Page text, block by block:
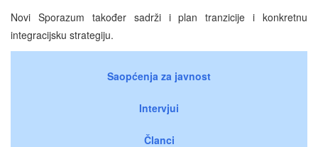
Novi Sporazum također sadrži i plan tranzicije i konkretnu
integracijsku strategiju.
Saopćenja za javnost
Intervjui
Članci